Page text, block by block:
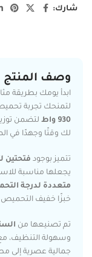
شارك:
وصف المنتج
ابدأ يومك بطريقة
لتمنحك تجربة
930 واط
لتضمن
لك وقتًا وجهدًا في
تتميز بوجود
يجعلها مناسبة
متعددة لدرجة
خبزًا خفيف التحميص
تم تصنيعها من
وسهولة التنظيف،
جمالية عصرية إلى